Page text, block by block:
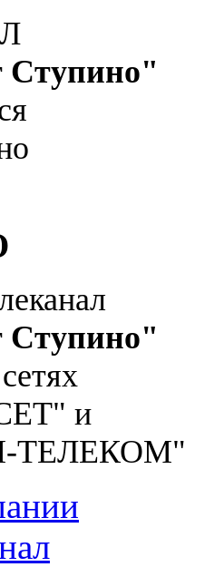
Ступино"
Ступино"
и
ТЕЛЕКОМ"